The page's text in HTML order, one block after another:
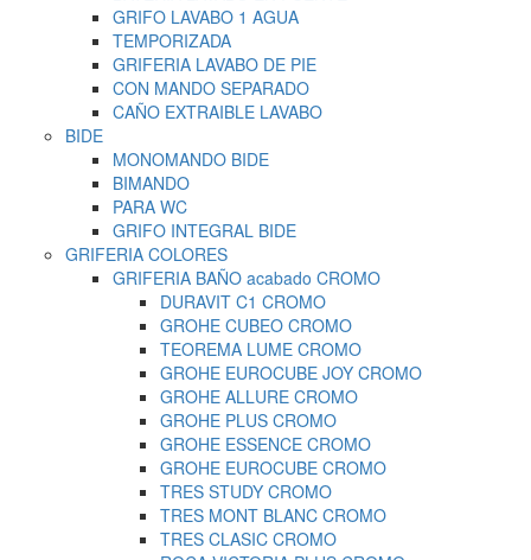
GRIFO LAVABO 1 AGUA
TEMPORIZADA
GRIFERIA LAVABO DE PIE
CON MANDO SEPARADO
CAÑO EXTRAIBLE LAVABO
BIDE
MONOMANDO BIDE
BIMANDO
PARA WC
GRIFO INTEGRAL BIDE
GRIFERIA COLORES
GRIFERIA BAÑO acabado CROMO
DURAVIT C1 CROMO
GROHE CUBEO CROMO
TEOREMA LUME CROMO
GROHE EUROCUBE JOY CROMO
GROHE ALLURE CROMO
GROHE PLUS CROMO
GROHE ESSENCE CROMO
GROHE EUROCUBE CROMO
TRES STUDY CROMO
TRES MONT BLANC CROMO
TRES CLASIC CROMO